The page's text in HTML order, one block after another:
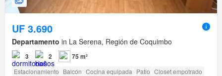
UF 3.690
Departamento in La Serena, Región de Coquimbo
3 2 75 m²
Estacionamiento Balcón Cocina equipada Patio Closet empotrado